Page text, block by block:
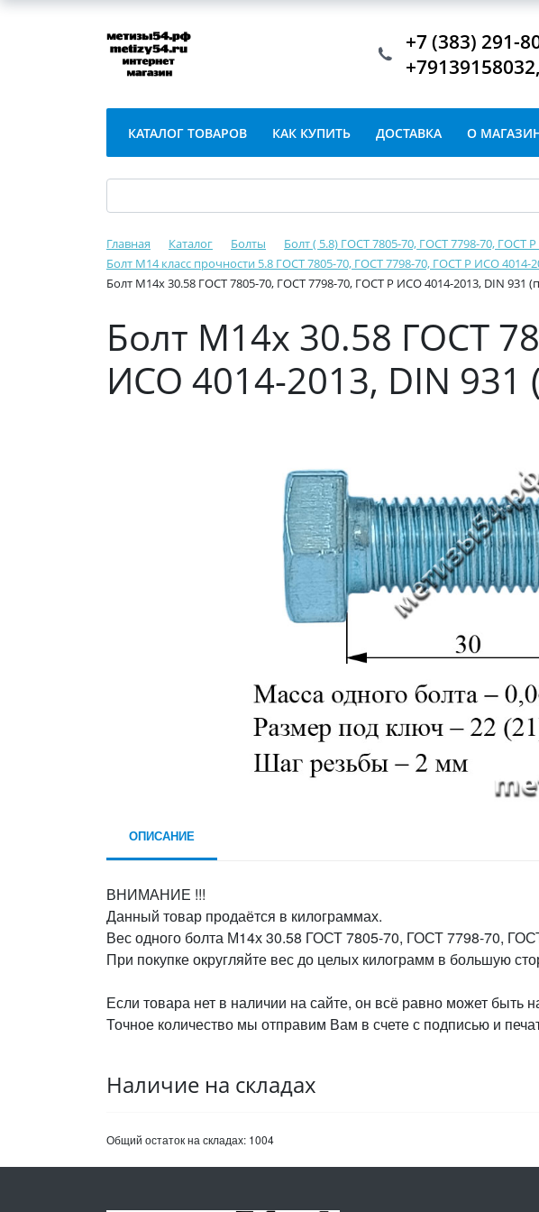
+7 (383) 291-
+79139158032,
КАТАЛОГ ТОВАРОВ КАК КУПИТЬ ДОСТАВКА О
Главная Каталог Болты
Болт ( 5.8) ГОСТ 7805-70, ГОСТ 7798-70, ГОСТ
Болт М14 класс прочности 5.8 ГОСТ 7805-70, ГОСТ 7798-70, ГОСТ Р ИСО 4014-
Болт М14х 30.58 ГОСТ 7805-70, ГОСТ 7798-70, ГОСТ Р ИСО 4014-2013, DIN 931
Болт М14х 30.58 ГОСТ
ИСО 4014-2013, DIN
ОПИСАНИЕ
ВНИМАНИЕ !!!
Данный товар продаётся в килограммах.
Вес одного болта М14х 30.58 ГОСТ 7805-70, ГОСТ 7798-70,
При покупке округляйте вес до целых килограмм в большую
Если товара нет в наличии на сайте, он всё равно может быть
Точное количество мы отправим Вам в счете с подписью и
Наличие на складах
Общий остаток на складах: 1004